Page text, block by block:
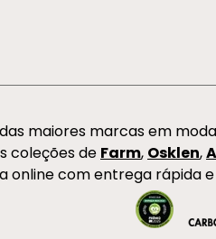
maiores marcas em
coleções de Farm, Osklen,
online com entrega rápida